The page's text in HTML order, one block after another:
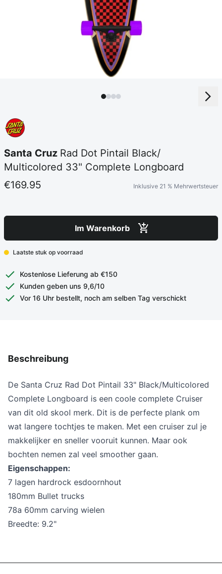
Santa Cruz Rad Dot Pintail Black/
Multicolored 33" Complete Longboard
€169.95
Inklusive 21 % Mehrwertsteuer
Im Warenkorb
Laatste stuk op voorraad
Kostenlose Lieferung ab €150
Kunden geben uns 9,6/10
Vor 16 Uhr bestellt, noch am selben Tag verschickt
Beschreibung
De Santa Cruz Rad Dot Pintail 33" Black/Multicolored
Complete Longboard is een coole complete Cruiser
van dit old skool merk. Dit is de perfecte plank om
wat langere tochtjes te maken. Met een cruiser zul je
makkelijker en sneller vooruit kunnen. Maar ook
bochten nemen zal veel smoother gaan.
Eigenschappen:
7 lagen hardrock esdoornhout
180mm Bullet trucks
78a 60mm carving wielen
Breedte: 9.2"